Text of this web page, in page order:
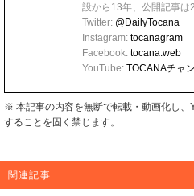
設から13年、公開記事は
Twitter: @DailyTocana
Instagram: tocanagram
Facebook: tocana.web
YouTube: TOCANAチャ
※ 本記事の内容を無断で転載・動画化し、
することを固く禁じます。
関連記事